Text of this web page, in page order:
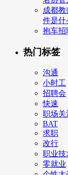
成都
件是什
抱车招
热门标签
沟通
小时工
招聘会
快速
职场关
BAT
求职
改行
职业技
零就业